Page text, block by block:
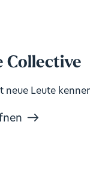
Collective
neue Leute